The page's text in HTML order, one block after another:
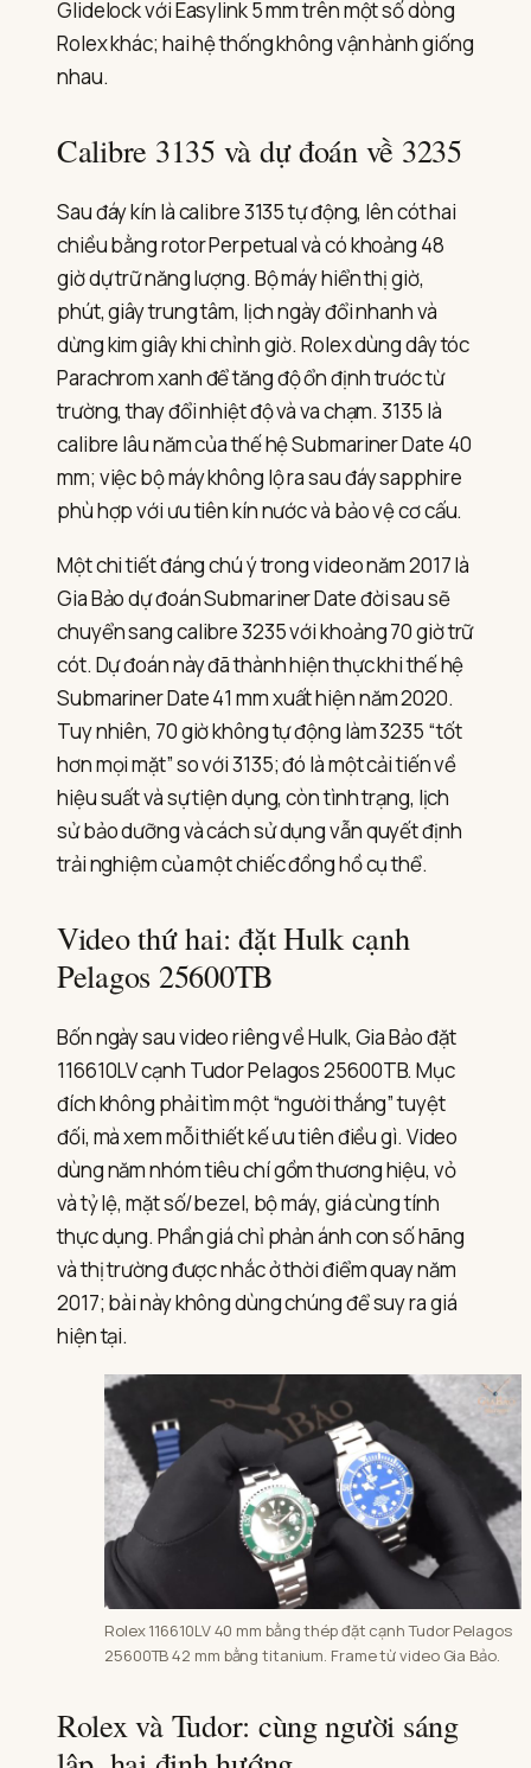
Glidelock với Easylink 5 mm trên một số dòng
Rolex khác; hai hệ thống không vận hành giống
nhau.
Calibre 3135 và dự đoán về 3235
Sau đáy kín là calibre 3135 tự động, lên cót hai
chiều bằng rotor Perpetual và có khoảng 48
giờ dự trữ năng lượng. Bộ máy hiển thị giờ,
phút, giây trung tâm, lịch ngày đổi nhanh và
dừng kim giây khi chỉnh giờ. Rolex dùng dây tóc
Parachrom xanh để tăng độ ổn định trước từ
trường, thay đổi nhiệt độ và va chạm. 3135 là
calibre lâu năm của thế hệ Submariner Date 40
mm; việc bộ máy không lộ ra sau đáy sapphire
phù hợp với ưu tiên kín nước và bảo vệ cơ cấu.
Một chi tiết đáng chú ý trong video năm 2017 là
Gia Bảo dự đoán Submariner Date đời sau sẽ
chuyển sang calibre 3235 với khoảng 70 giờ trữ
cót. Dự đoán này đã thành hiện thực khi thế hệ
Submariner Date 41 mm xuất hiện năm 2020.
Tuy nhiên, 70 giờ không tự động làm 3235 “tốt
hơn mọi mặt” so với 3135; đó là một cải tiến về
hiệu suất và sự tiện dụng, còn tình trạng, lịch
sử bảo dưỡng và cách sử dụng vẫn quyết định
trải nghiệm của một chiếc đồng hồ cụ thể.
Video thứ hai: đặt Hulk cạnh
Pelagos 25600TB
Bốn ngày sau video riêng về Hulk, Gia Bảo đặt
116610LV cạnh Tudor Pelagos 25600TB. Mục
đích không phải tìm một “người thắng” tuyệt
đối, mà xem mỗi thiết kế ưu tiên điều gì. Video
dùng năm nhóm tiêu chí gồm thương hiệu, vỏ
và tỷ lệ, mặt số/bezel, bộ máy, giá cùng tính
thực dụng. Phần giá chỉ phản ánh con số hãng
và thị trường được nhắc ở thời điểm quay năm
2017; bài này không dùng chúng để suy ra giá
hiện tại.
Rolex 116610LV 40 mm bằng thép đặt cạnh Tudor Pelagos
25600TB 42 mm bằng titanium. Frame từ video Gia Bảo.
Rolex và Tudor: cùng người sáng